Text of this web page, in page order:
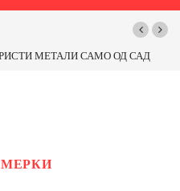
МЕТАЛИ САМО ОД САД
МЕРКИ